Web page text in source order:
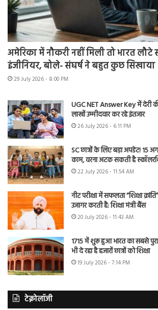
अमेरिका में नौकरी नहीं मिली तो भारत लौटे
इंजीनियर, बोले- संघर्ष ने बहुत कुछ सिखाया
29 July 2026 - 8:00 PM
UGC NET Answer Key में देरी
लाखों उम्मीदवार कर रहे इंतजार
26 July 2026 - 6:11 PM
SC छात्रों के लिए बड़ा अपडेट!
काम, वरना अटक सकती है
22 July 2026 - 11:54 AM
नीट परीक्षा में सफलता “शिक्षा
उजागर करती है: शिक्षा मंत्री बैंस
20 July 2026 - 11:43 AM
1715 में शुरू हुआ भारत का सबसे
भी दे रहा है हजारों छात्रों को शिक्षा
19 July 2026 - 7:14 PM
टेक्नोलॉजी